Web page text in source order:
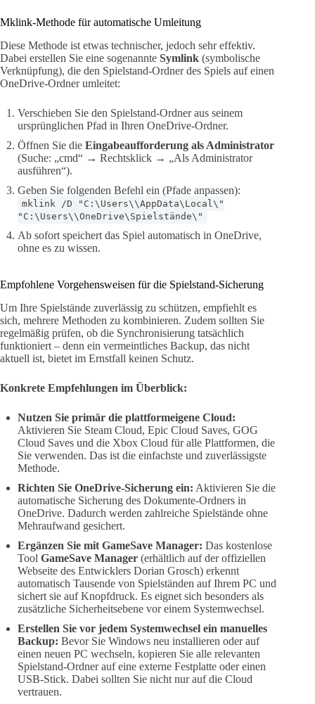
Mklink-Methode für automatische Umleitung
Diese Methode ist etwas technischer, jedoch sehr effektiv.
Dabei erstellen Sie eine sogenannte Symlink (symbolische
Verknüpfung), die den Spielstand-Ordner des Spiels auf einen
OneDrive-Ordner umleitet:
Verschieben Sie den Spielstand-Ordner aus seinem
ursprünglichen Pfad in Ihren OneDrive-Ordner.
Öffnen Sie die Eingabeaufforderung als Administrator
(Suche: „cmd“ → Rechtsklick → „Als Administrator
ausführen“).
Geben Sie folgenden Befehl ein (Pfade anpassen):
mklink /D "C:\Users\\AppData\Local\"
"C:\Users\\OneDrive\Spielstände\"
Ab sofort speichert das Spiel automatisch in OneDrive,
ohne es zu wissen.
Empfohlene Vorgehensweisen für die Spielstand-Sicherung
Um Ihre Spielstände zuverlässig zu schützen, empfiehlt es
sich, mehrere Methoden zu kombinieren. Zudem sollten Sie
regelmäßig prüfen, ob die Synchronisierung tatsächlich
funktioniert – denn ein vermeintliches Backup, das nicht
aktuell ist, bietet im Ernstfall keinen Schutz.
Konkrete Empfehlungen im Überblick:
Nutzen Sie primär die plattformeigene Cloud:
Aktivieren Sie Steam Cloud, Epic Cloud Saves, GOG
Cloud Saves und die Xbox Cloud für alle Plattformen, die
Sie verwenden. Das ist die einfachste und zuverlässigste
Methode.
Richten Sie OneDrive-Sicherung ein: Aktivieren Sie die
automatische Sicherung des Dokumente-Ordners in
OneDrive. Dadurch werden zahlreiche Spielstände ohne
Mehraufwand gesichert.
Ergänzen Sie mit GameSave Manager: Das kostenlose
Tool GameSave Manager (erhältlich auf der offiziellen
Webseite des Entwicklers Dorian Grosch) erkennt
automatisch Tausende von Spielständen auf Ihrem PC und
sichert sie auf Knopfdruck. Es eignet sich besonders als
zusätzliche Sicherheitsebene vor einem Systemwechsel.
Erstellen Sie vor jedem Systemwechsel ein manuelles
Backup: Bevor Sie Windows neu installieren oder auf
einen neuen PC wechseln, kopieren Sie alle relevanten
Spielstand-Ordner auf eine externe Festplatte oder einen
USB-Stick. Dabei sollten Sie nicht nur auf die Cloud
vertrauen.